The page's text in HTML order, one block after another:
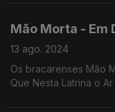
Mão Morta - Em
13 ago. 2024
Os bracarenses Mão
Que Nesta Latrina o